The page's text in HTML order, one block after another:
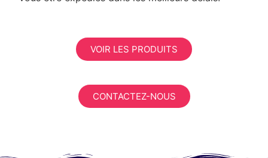
VOIR LES PRODUITS
CONTACTEZ-NOUS